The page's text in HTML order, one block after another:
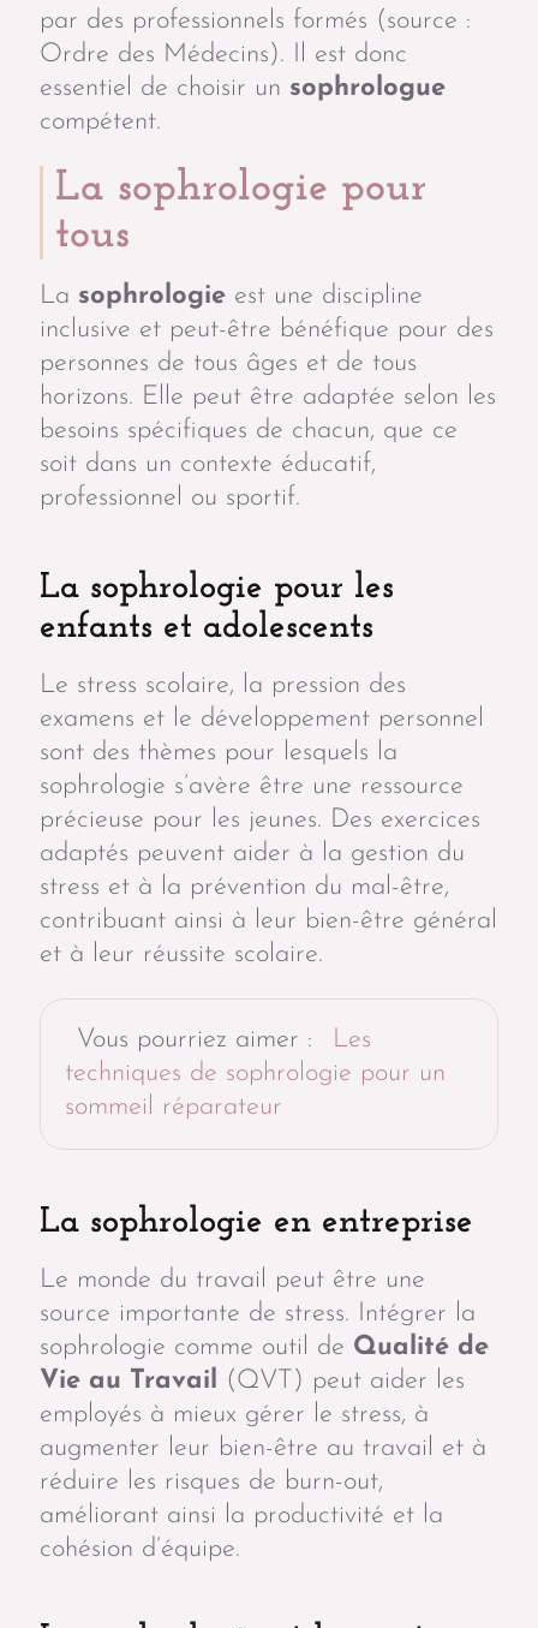
par des professionnels formés (source :
Ordre des Médecins). Il est donc
essentiel de choisir un sophrologue
compétent.
La sophrologie pour
tous
La sophrologie est une discipline
inclusive et peut-être bénéfique pour des
personnes de tous âges et de tous
horizons. Elle peut être adaptée selon les
besoins spécifiques de chacun, que ce
soit dans un contexte éducatif,
professionnel ou sportif.
La sophrologie pour les
enfants et adolescents
Le stress scolaire, la pression des
examens et le développement personnel
sont des thèmes pour lesquels la
sophrologie s’avère être une ressource
précieuse pour les jeunes. Des exercices
adaptés peuvent aider à la gestion du
stress et à la prévention du mal-être,
contribuant ainsi à leur bien-être général
et à leur réussite scolaire.
Vous pourriez aimer :
Les
techniques de sophrologie pour un
sommeil réparateur
La sophrologie en entreprise
Le monde du travail peut être une
source importante de stress. Intégrer la
sophrologie comme outil de Qualité de
Vie au Travail
(QVT) peut aider les
employés à mieux gérer le stress, à
augmenter leur bien-être au travail et à
réduire les risques de burn-out,
améliorant ainsi la productivité et la
cohésion d’équipe.